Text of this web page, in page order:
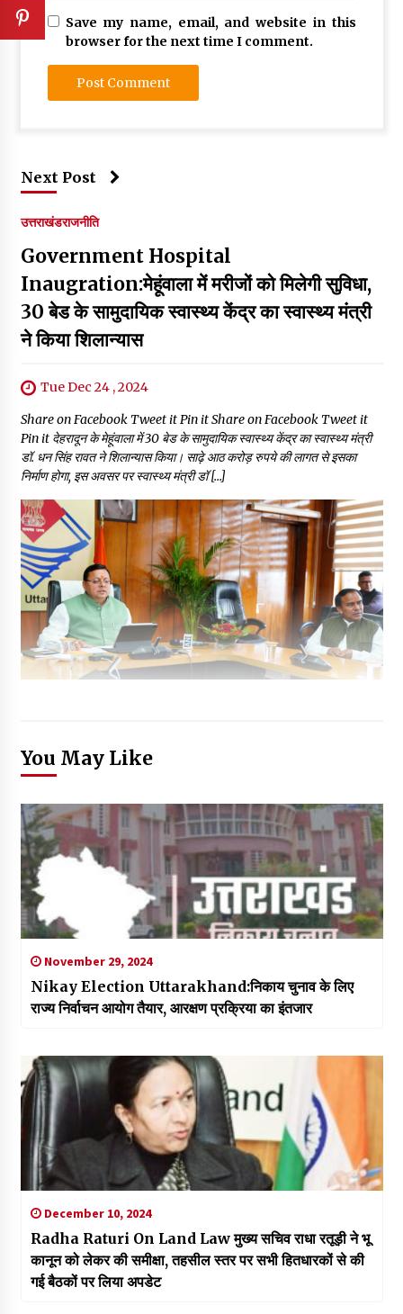
Save my name, email, and website in this
browser for the next time I comment.
Next Post
उत्तराखंडराजनीति
Government Hospital
Inaugration:मेहूंवाला में मरीजों को मिलेगी सुविधा,
30 बेड के सामुदायिक स्वास्थ्य केंद्र का स्वास्थ्य मंत्री
ने किया शिलान्यास
Tue Dec 24 , 2024
Share on Facebook Tweet it Pin it Share on Facebook Tweet it
Pin it देहरादून के मेहूंवाला में 30 बेड के सामुदायिक स्वास्थ्य केंद्र का स्वास्थ्य मंत्री
डॉ. धन सिंह रावत ने शिलान्यास किया। साढ़े आठ करोड़ रुपये की लागत से इसका
निर्माण होगा, इस अवसर पर स्वास्थ्य मंत्री डॉ […]
You May Like
November 29, 2024
Nikay Election Uttarakhand:निकाय चुनाव के लिए
राज्य निर्वाचन आयोग तैयार, आरक्षण प्रक्रिया का इंतजार
December 10, 2024
Radha Raturi On Land Law मुख्य सचिव राधा रतूड़ी ने भू
कानून को लेकर की समीक्षा, तहसील स्तर पर सभी हितधारकों से की
गई बैठकों पर लिया अपडेट